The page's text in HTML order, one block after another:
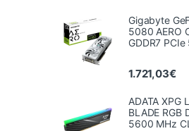
Gigabyte
5080 AERO
GDDR7 PCIe
1.721,03€
ADATA XPG
BLADE RGB
5600 MHz